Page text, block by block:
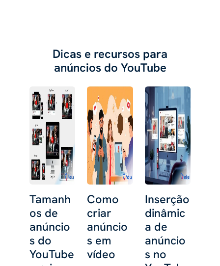
Dicas e recursos para
anúncios do YouTube
Tamanh
os de
anúncio
s do
YouTube
Como
criar
anúncio
s em
vídeo
Inserção
dinâmic
a de
anúncio
s no